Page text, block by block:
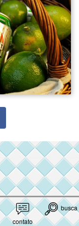
contato
busca